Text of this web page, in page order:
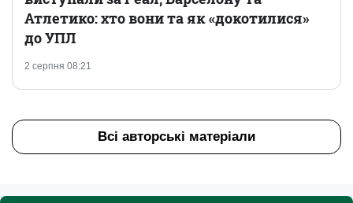
2 серпня 08:21
Атлетико: хто вони та як «докотилися»
до УПЛ
Всі авторські матеріали